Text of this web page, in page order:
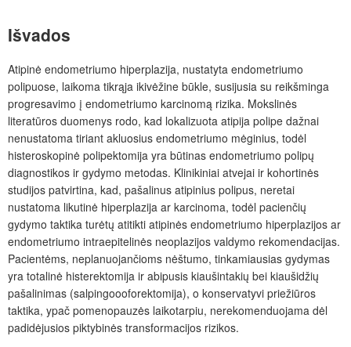
Išvados
Atipinė endometriumo hiperplazija, nustatyta endometriumo
polipuose, laikoma tikrąja ikivėžine būkle, susijusia su reikšminga
progresavimo į endometriumo karcinomą rizika. Mokslinės
literatūros duomenys rodo, kad lokalizuota atipija polipe dažnai
nenustatoma tiriant akluosius endometriumo mėginius, todėl
histeroskopinė polipektomija yra būtinas endometriumo polipų
diagnostikos ir gydymo metodas. Klinikiniai atvejai ir kohortinės
studijos patvirtina, kad, pašalinus atipinius polipus, neretai
nustatoma likutinė hiperplazija ar karcinoma, todėl pacienčių
gydymo taktika turėtų atitikti atipinės endometriumo hiperplazijos ar
endometriumo intraepitelinės neoplazijos valdymo rekomendacijas.
Pacientėms, neplanuojančioms nėštumo, tinkamiausias gydymas
yra totalinė histerektomija ir abipusis kiaušintakių bei kiaušidžių
pašalinimas (salpingoooforektomija), o konservatyvi priežiūros
taktika, ypač pomenopauzės laikotarpiu, nerekomenduojama dėl
padidėjusios piktybinės transformacijos rizikos.